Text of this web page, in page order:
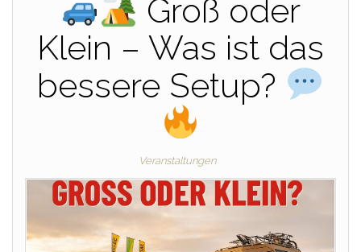
Groß oder
Klein – Was ist das
bessere Setup?
Veranstaltungen